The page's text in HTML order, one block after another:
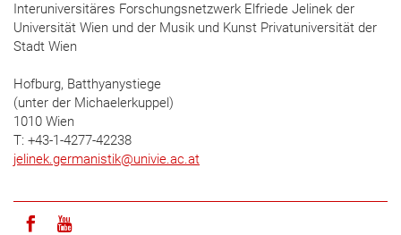
Interuniversitäres Forschungsnetzwerk Elfriede Jelinek der
Universität Wien und der Musik und Kunst Privatuniversität der
Stadt Wien
Hofburg, Batthyanystiege
(unter der Michaelerkuppel)
1010 Wien
T: +43-1-4277-42238
jelinek.germanistik@univie.ac.at
Icon facebook
Icon youtube